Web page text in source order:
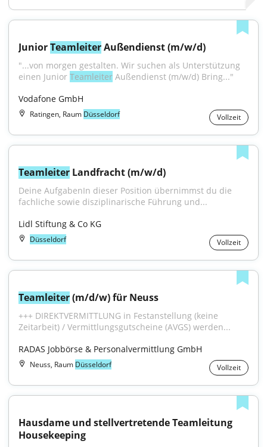
Junior Teamleiter Außendienst (m/w/d)
"...von morgen gestalten. Wir suchen als Unterstützung
einen Junior Teamleiter Außendienst (m/w/d) Bring..."
Vodafone GmbH
Ratingen, Raum Düsseldorf Vollzeit
Teamleiter Landfracht (m/w/d)
Deine AufgabenIn dieser Position übernimmst du die
fachliche sowie disziplinarische Führung und...
Lidl Stiftung & Co KG
Düsseldorf Vollzeit
Teamleiter (m/d/w) für Neuss
+++ DIREKTVERMITTLUNG in Festanstellung (keine
Zeitarbeit) / Vermittlungsgutscheine (AVGS) werden...
RADAS Jobbörse & Personalvermittlung GmbH
Neuss, Raum Düsseldorf Vollzeit
Hausdame und stellvertretende Teamleitung
Housekeeping